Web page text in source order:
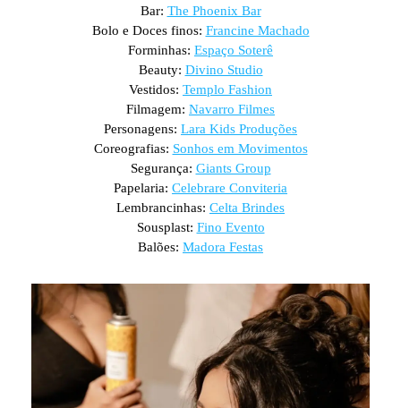
Bar: The Phoenix Bar
Bolo e Doces finos: Francine Machado
Forminhas: Espaço Soterê
Beauty: Divino Studio
Vestidos: Templo Fashion
Filmagem: Navarro Filmes
Personagens: Lara Kids Produções
Coreografias: Sonhos em Movimentos
Segurança: Giants Group
Papelaria: Celebrare Conviteria
Lembrancinhas: Celta Brindes
Sousplast: Fino Evento
Balões: Madora Festas